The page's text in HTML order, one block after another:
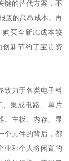
键的替代方案，不
废的高昂成本。再
买全新IC成本较
新节约了宝贵资
致力于各类电子料
集成电路、单片
、主板、内存、显
个元件的背后，都
业和个人将闲置的